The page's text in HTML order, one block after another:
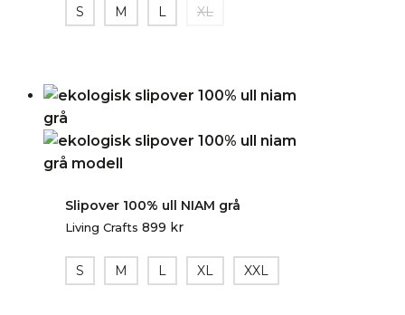
S M L XL
Slipover 100% ull NIAM grå
Living Crafts 899 kr
S M L XL XXL